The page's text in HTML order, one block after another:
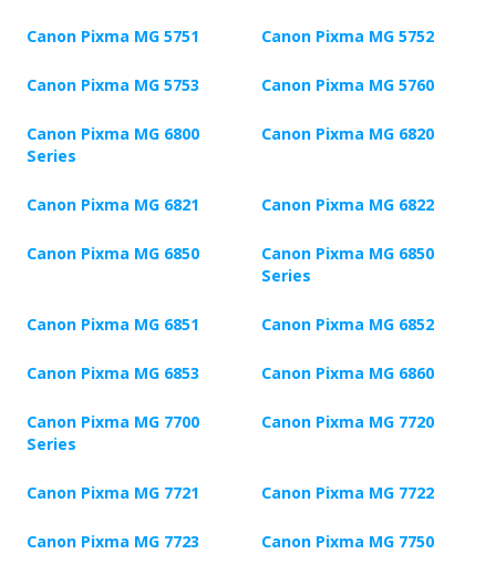
Canon Pixma MG 5751 Canon Pixma MG 5752
Canon Pixma MG 5753 Canon Pixma MG 5760
Canon Pixma MG 6800
Series
Canon Pixma MG 6820
Canon Pixma MG 6821 Canon Pixma MG 6822
Canon Pixma MG 6850
Canon Pixma MG 6850
Series
Canon Pixma MG 6851 Canon Pixma MG 6852
Canon Pixma MG 6853 Canon Pixma MG 6860
Canon Pixma MG 7700
Series
Canon Pixma MG 7720
Canon Pixma MG 7721 Canon Pixma MG 7722
Canon Pixma MG 7723 Canon Pixma MG 7750